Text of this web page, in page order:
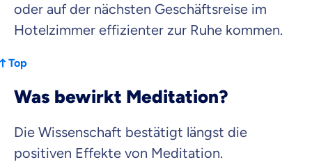
oder auf der nächsten Geschäftsreise im
Hotelzimmer effizienter zur Ruhe kommen.
Top
Was bewirkt Meditation?
Die Wissenschaft bestätigt längst die
positiven Effekte von Meditation.